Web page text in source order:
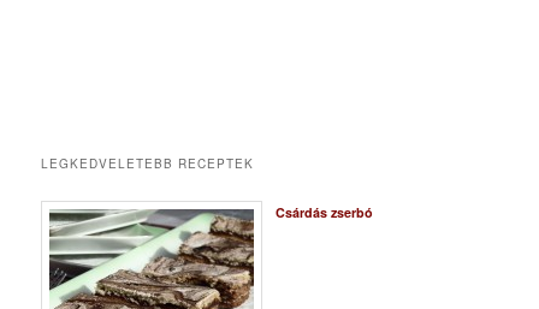
LEGKEDVELETEBB RECEPTEK
Csárdás zserbó